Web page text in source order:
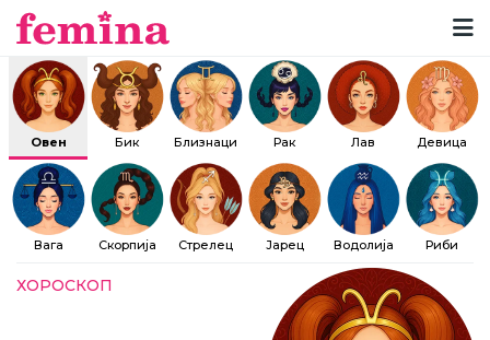
Овен Бик Близнаци Рак Лав Девица
Вага Скорпија Стрелец Јарец Водолија Риби
Breadcrumb
ХОРОСКОП